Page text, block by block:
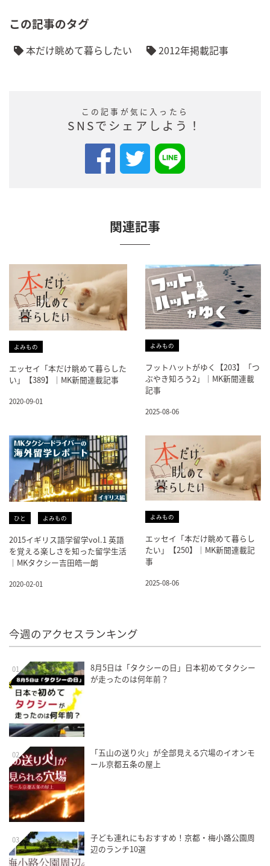
この記事のタグ
本だけ眺めて暮らしたい 2012年掲載記事
この記事が気に入ったら
SNSでシェアしよう！
関連記事
よみもの
エッセイ「本だけ眺めて暮らした
い」【389】｜MK新聞連載記事
2020-09-01
よみもの
フットハットがゆく【203】「つ
ぶやき知ろう2」｜MK新聞連載
記事
2025-08-06
ひと よみもの
2015イギリス語学留学vol.1 英語
を覚える楽しさを知った留学生活
｜MKタクシー吉田皓一朗
2020-02-01
よみもの
エッセイ「本だけ眺めて暮らし
たい」【250】｜MK新聞連載記
事
2025-08-06
今週のアクセスランキング
01
8月5日は「タクシーの日」日本初めてタクシー
が走ったのは何年前？
02
「五山の送り火」が全部見える穴場のイオンモ
ール京都五条の屋上
03
子ども連れにもおすすめ！京都・梅小路公園周
辺のランチ10選